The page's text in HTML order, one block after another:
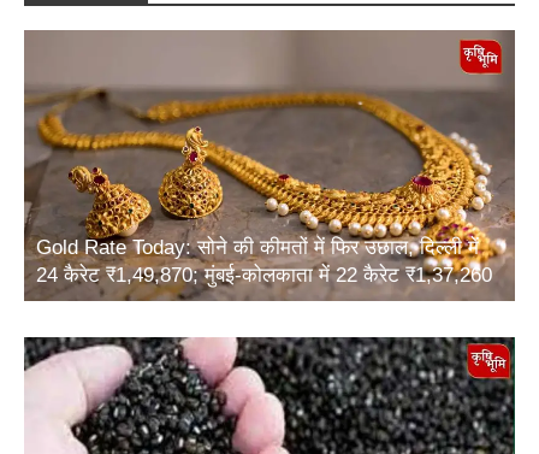
Gold Rate Today: सोने की कीमतों में फिर उछाल, दिल्ली में
24 कैरेट ₹1,49,870; मुंबई-कोलकाता में 22 कैरेट ₹1,37,260